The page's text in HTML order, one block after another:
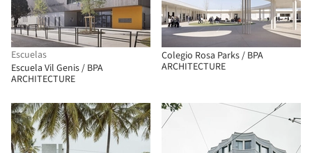
Escuelas
Escuela Vil Genis / BPA
ARCHITECTURE
Colegio Rosa Parks / BPA
ARCHITECTURE